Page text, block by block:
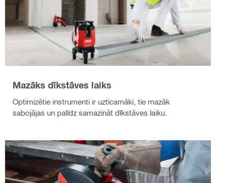
Mazāks dīkstāves laiks
Optimizētie instrumenti ir uzticamāki, tie mazāk
sabojājas un palīdz samazināt dīkstāves laiku.